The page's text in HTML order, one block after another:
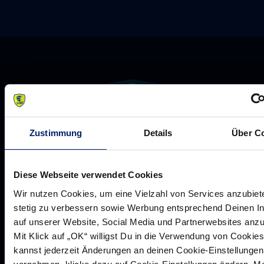
Zustimmung Details Über
Diese Webseite verwendet Cookies
Wir nutzen Cookies, um eine Vielzahl von Services
stetig zu verbessern sowie Werbung entsprechend Deinen
auf unserer Website, Social Media und Partnerwebsites
Mit Klick auf „OK“ willigst Du in die Verwendung von
kannst jederzeit Änderungen an deinen Cookie-Einstellungen
Rhein-Neckar Löwen GmbH